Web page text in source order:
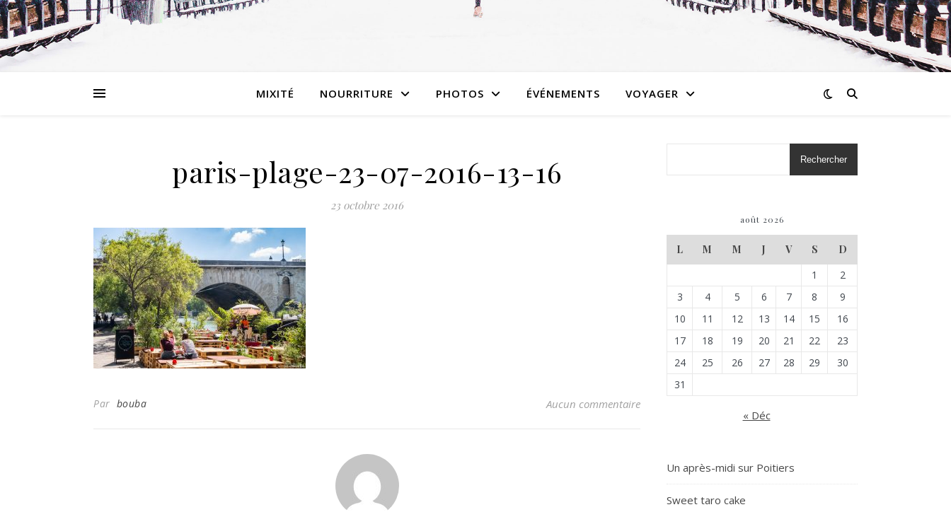
MIXITÉ NOURRITURE PHOTOS ÉVÉNEMENTS VOYAGER
paris-plage-23-07-2016-13-16
23 octobre 2016
Par bouba Aucun commentaire
Rechercher
août 2026
L M M J V S
D
1
2
3
4 5 6 7 8
9
10
11 12 13 14 15
16
17
18 19 20 21 22
23
24
25 26 27 28 29
30
31
« Déc
Un après-midi sur Poitiers
Sweet taro cake